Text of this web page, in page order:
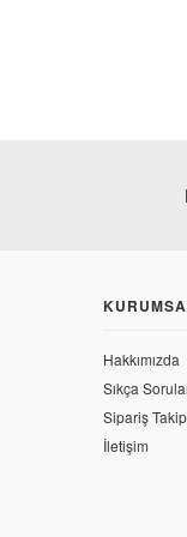
Hakkımızda
Sıkça
Sipariş Takip
İletişim